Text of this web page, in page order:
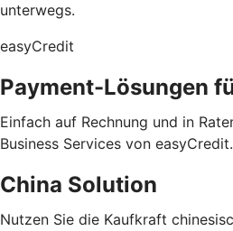
unterwegs.
easyCredit
Payment-Lösungen
Einfach auf Rechnung und in
Business Services von easyCredit.
China Solution
Nutzen Sie die Kaufkraft